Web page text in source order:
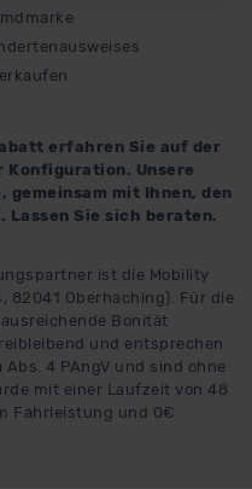
erfolgen: Wir
an Empfänger außerhalb
zu lassen.
außerhalb der EU
EU-Kommission (Art.
wenn Sie hierzu Ihre
können Sie über
unter
erfahren Sie auf der
Konfiguration. Unsere
mit Ihnen, den
Sie sich beraten.
ist die Mobility
82041 Oberhaching). Für die
Bonität
und entsprechen
4 PAngV und sind ohne
mit einer Laufzeit von 48
Fahrleistung und 0€